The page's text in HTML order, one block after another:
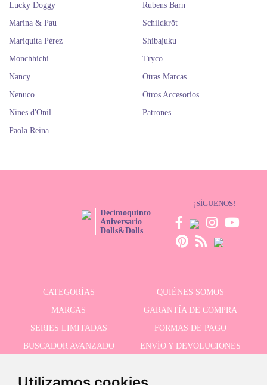
Lucky Doggy
Marina & Pau
Mariquita Pérez
Monchhichi
Nancy
Nenuco
Nines d'Onil
Paola Reina
Rubens Barn
Schildkröt
Shibajuku
Tryco
Otras Marcas
Otros Accesorios
Patrones
Decimoquinto
Aniversario
Dolls&Dolls
¡SÍGUENOS!
CATEGORÍAS
QUIÉNES SOMOS
MARCAS
GARANTÍA DE COMPRA
SERIES LIMITADAS
FORMAS DE PAGO
BUSCADOR AVANZADO
ENVÍO Y DEVOLUCIONES